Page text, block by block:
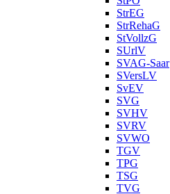
StrEG
StrRehaG
StVollzG
SUrlV
SVAG-Saar
SVersLV
SvEV
SVG
SVHV
SVRV
SVWO
TGV
TPG
TSG
TVG